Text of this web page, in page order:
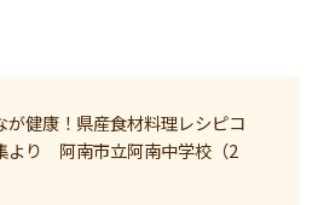
が健康！県産食材料理レシピコ
より 阿南市立阿南中学校（2